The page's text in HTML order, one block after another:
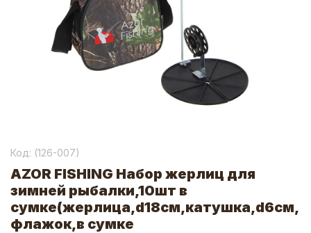
Код: (126-007)
AZOR FISHING Набор жерлиц для
зимней рыбалки,10шт в
сумке(жерлица,d18см,катушка,d6см,
флажок,в сумке